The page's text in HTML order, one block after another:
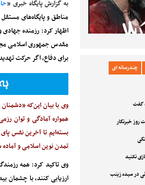
چندرسانه ای
گفت
روز خبرنگار
نکنید
در سیده زینب
به گزارش پایگاه خبری «
مناطق و پایگاه‌های مستقل
اظهار کرد: رزمنده جهادی
مقدس جمهوری اسلامی
برای دفاع، اگر حرکت
وی با بیان این‌که
همواره آمادگی و توان
بسته‌ایم تا آخرین نفس
تمدن نوین اسلامی و
وی تاکید کرد: همه
ارزیابی کنند، با چشمان